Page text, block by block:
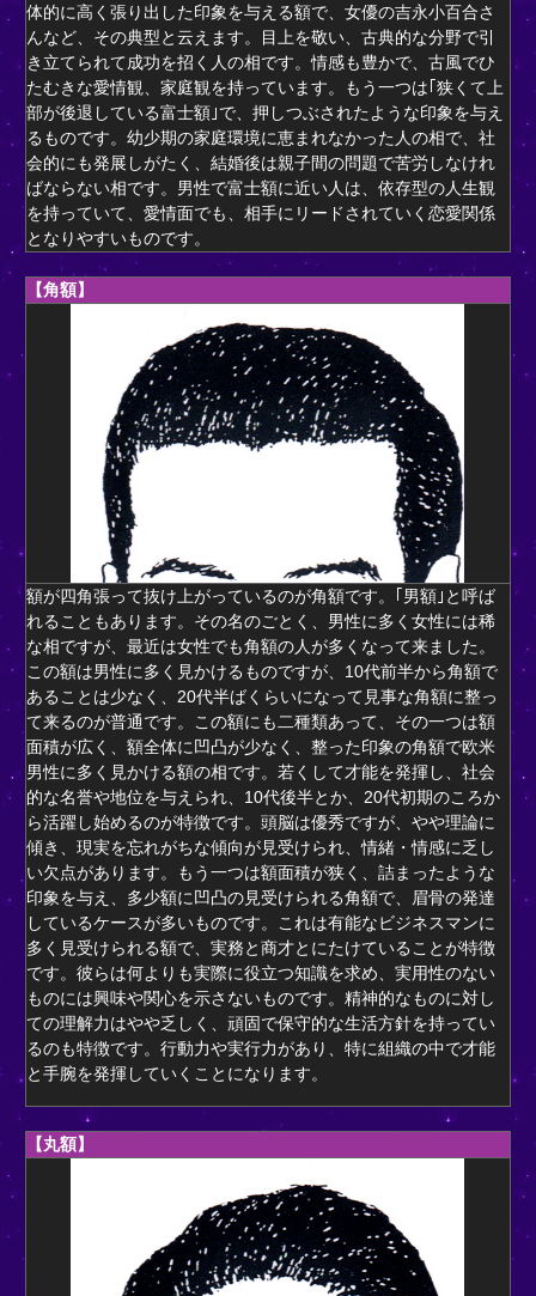
体的に高く張り出した印象を与える額で、女優の吉永小百合さ
んなど、その典型と云えます。目上を敬い、古典的な分野で引
き立てられて成功を招く人の相です。情感も豊かで、古風でひ
たむきな愛情観、家庭観を持っています。もう一つは｢狭くて上
部が後退している富士額｣で、押しつぶされたような印象を与え
るものです。幼少期の家庭環境に恵まれなかった人の相で、社
会的にも発展しがたく、結婚後は親子間の問題で苦労しなけれ
ばならない相です。男性で富士額に近い人は、依存型の人生観
を持っていて、愛情面でも、相手にリードされていく恋愛関係
となりやすいものです。
【角額】
額が四角張って抜け上がっているのが角額です。｢男額｣と呼ば
れることもあります。その名のごとく、男性に多く女性には稀
な相ですが、最近は女性でも角額の人が多くなって来ました。
この額は男性に多く見かけるものですが、10代前半から角額で
あることは少なく、20代半ばくらいになって見事な角額に整っ
て来るのが普通です。この額にも二種類あって、その一つは額
面積が広く、額全体に凹凸が少なく、整った印象の角額で欧米
男性に多く見かける額の相です。若くして才能を発揮し、社会
的な名誉や地位を与えられ、10代後半とか、20代初期のころか
ら活躍し始めるのが特徴です。頭脳は優秀ですが、やや理論に
傾き、現実を忘れがちな傾向が見受けられ、情緒・情感に乏し
い欠点があります。もう一つは額面積が狭く、詰まったような
印象を与え、多少額に凹凸の見受けられる角額で、眉骨の発達
しているケースが多いものです。これは有能なビジネスマンに
多く見受けられる額で、実務と商才とにたけていることが特徴
です。彼らは何よりも実際に役立つ知識を求め、実用性のない
ものには興味や関心を示さないものです。精神的なものに対し
ての理解力はやや乏しく、頑固で保守的な生活方針を持ってい
るのも特徴です。行動力や実行力があり、特に組織の中で才能
と手腕を発揮していくことになります。
【丸額】